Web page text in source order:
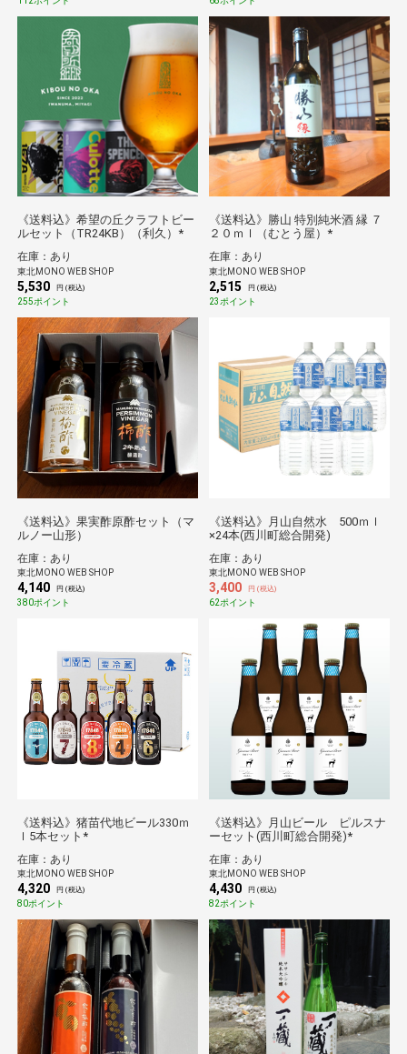
《送料込》希望の丘クラフトビー
ルセット（TR24KB）（利久）*
在庫：あり
東北MONO WEB SHOP
5,530 円 (税込)
255ポイント
《送料込》勝山 特別純米酒 縁 ７
２０ｍｌ（むとう屋）*
在庫：あり
東北MONO WEB SHOP
2,515 円 (税込)
23ポイント
《送料込》果実酢原酢セット（マ
ルノー山形）
在庫：あり
東北MONO WEB SHOP
4,140 円 (税込)
380ポイント
《送料込》月山自然水 500ｍｌ
×24本(西川町総合開発)
在庫：あり
東北MONO WEB SHOP
3,400 円 (税込)
62ポイント
《送料込》猪苗代地ビール330ｍ
ｌ5本セット*
在庫：あり
東北MONO WEB SHOP
4,320 円 (税込)
80ポイント
《送料込》月山ビール ピルスナ
ーセット(西川町総合開発)*
在庫：あり
東北MONO WEB SHOP
4,430 円 (税込)
82ポイント